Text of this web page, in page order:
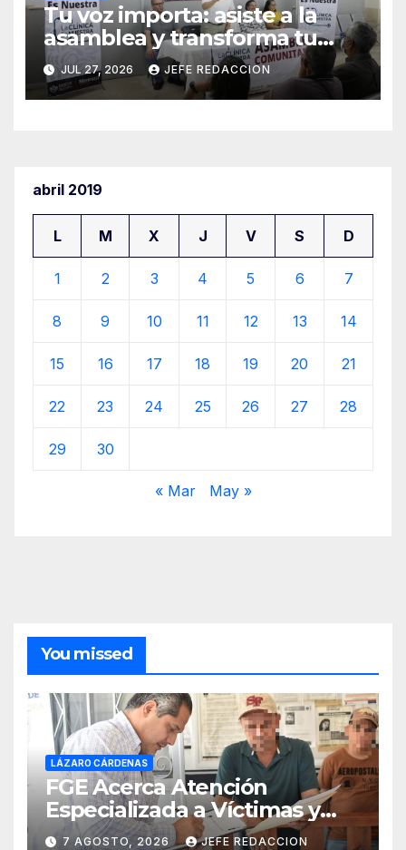
Tu voz importa: asiste a la
asamblea y transforma tu
clínica del IMSS-Bienestar
JUL 27, 2026 JEFE REDACCION
abril 2019
L M X J V S D
1 2 3 4 5 6 7
8 9 10 11 12 13 14
15 16 17 18 19 20 21
22 23 24 25 26 27 28
29 30
« Mar May »
You missed
LÁZARO CÁRDENAS
FGE Acerca Atención
Especializada a Víctimas y
Ciudadanía de Coalcomán
7 AGOSTO, 2026 JEFE REDACCION